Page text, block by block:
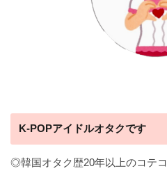
K-POPアイドルオタクです
◎韓国オタク歴20年以上のコテ